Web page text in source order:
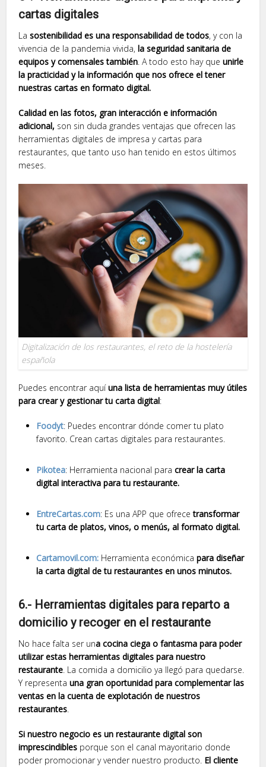
cartas digitales
Lasostenibilidad es una responsabilidad de todos, y con la
vivencia de la pandemia vivida, la seguridad sanitaria de
equipos y comensales también. A todo esto hay que unirle
la practicidad y la información que nos ofrece el tener
nuestras cartas en formato digital.
Calidad en las fotos, gran interacción e información
adicional, son sin duda grandes ventajas que ofrecen las
herramientas digitales de impresa y cartas para
restaurantes, que tanto uso han tenido en estos últimos
meses.
Digitalización de los restaurantes, el reto de la hostelería
española
Puedes encontrar aquíuna lista de herramientas muy útiles
para crear y gestionar tu carta digital:
Foodyt: Puedes encontrar dónde comer tu plato
favorito. Crean cartas digitales para restaurantes.
Pikotea: Herramienta nacional paracrear la carta
digital interactiva para tu restaurante.
EntreCartas.com: Es una APP que ofrecetransformar
tu carta de platos, vinos, o menús, al formato digital.
Cartamovil.com: Herramienta económicapara diseñar
la carta digital de tu restaurantes en unos minutos.
6.- Herramientas digitales para reparto a
domicilio y recoger en el restaurante
No hace falta ser una cocina ciega o fantasma para poder
utilizar estas herramientas digitales para nuestro
restaurante. La comida a domicilio ya llegó para quedarse.
Y representauna gran oportunidad para complementar las
ventas en la cuenta de explotación de nuestros
restaurantes.
Si nuestro negocio es un restaurante digital son
imprescindibles porque son el canal mayoritario donde
poder promocionar y vender nuestro producto. El cliente